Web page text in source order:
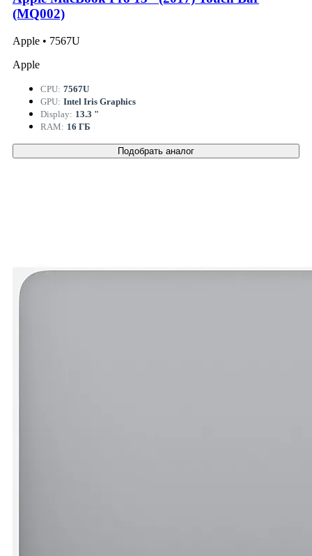
(MQ002)
Apple • 7567U
Apple
CPU: 7567U
GPU: Intel Iris Graphics
Display: 13.3 "
RAM: 16 ГБ
Подобрать аналог